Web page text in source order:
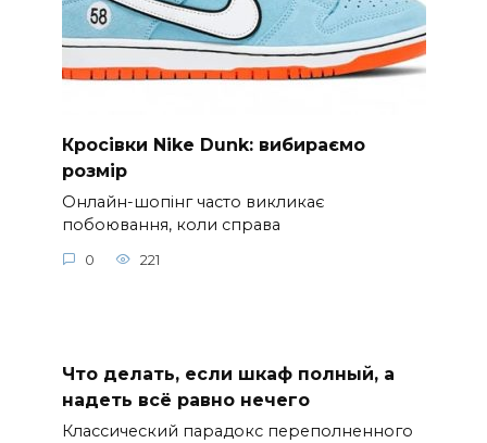
Кросівки Nike Dunk: вибираємо
розмір
Онлайн-шопінг часто викликає
побоювання, коли справа
0 221
Что делать, если шкаф полный, а
надеть всё равно нечего
Классический парадокс переполненного